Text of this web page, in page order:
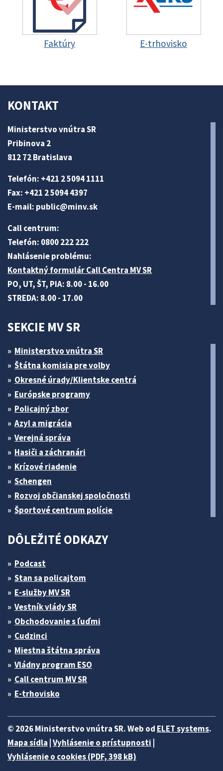
Faktúry E-trhovisko
KONTAKT
Ministerstvo vnútra SR
Pribinova 2
812 72 Bratislava
Telefón: +421 2 5094 1111
Fax: +421 2 5094 4397
E-mail: public@minv.sk
Call centrum:
Telefón: 0800 222 222
Nahlásenie problému:
Kontaktný formulár Call Centra MV SR
PO, UT, ŠT, PIA: 8.00 - 16.00
STREDA: 8.00 - 17.00
SEKCIE MV SR
Ministerstvo vnútra SR
Štátna komisia pre volby
Okresné úrady/Klientske centrá
Európske programy
Policajný zbor
Azyl a migrácia
Verejná správa
Hasiči a záchranári
Krízové riadenie
Schengen
Rozvoj občianskej spoločnosti
Športové centrum polície
DÔLEŽITÉ ODKAZY
Podcast
Stan sa policajtom
E-služby MV SR
Vestník vlády SR
Obchodovanie s ľuďmi
Cudzinci
Miestna štátna správa
Vládny program ESO
Call centrum MV SR
E-trhovisko
© 2026 Ministerstvo vnútra SR. Web od ELET systems.
Mapa sídla Vyhlásenie o prístupnosti
Vyhlásenie o cookies (PDF, 398 kB)